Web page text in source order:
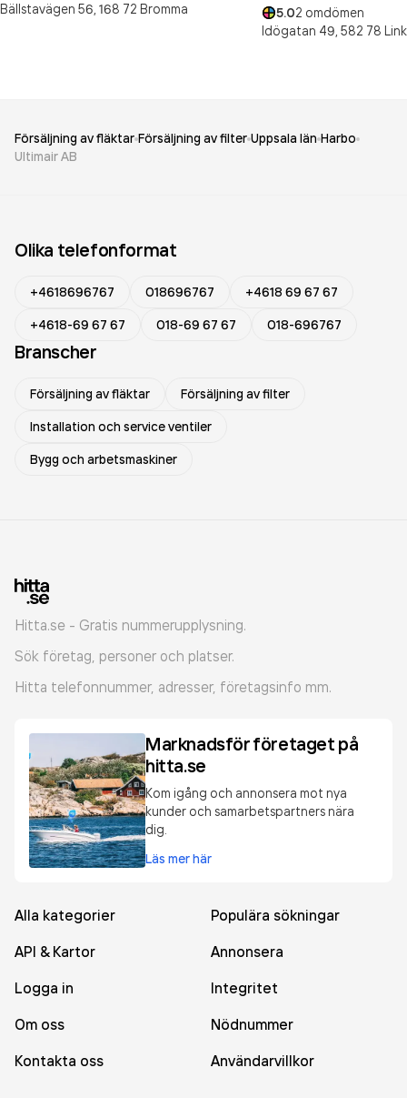
Bällstavägen 56, 168 72 Bromma 5.02 omdömen
Idögatan 49, 582 78
Försäljning av fläktar Försäljning av filter Uppsala län Harbo
Ultimair AB
Olika telefonformat
+4618696767 018696767
+4618 69 67 67
+4618-69 67 67
018-69 67 67 018-696767
Branscher
Försäljning av fläktar
Försäljning av filter
Installation och service ventiler
Bygg och arbetsmaskiner
Hitta.se - Gratis nummerupplysning.
Sök företag, personer och platser.
Hitta telefonnummer, adresser, företagsinfo mm.
Marknadsför företaget på
hitta.se
Kom igång och annonsera mot nya
kunder och samarbetspartners nära
dig.
Läs mer här
Alla kategorier
Populära sökningar
API & Kartor
Annonsera
Logga in
Integritet
Om oss
Nödnummer
Kontakta oss
Användarvillkor